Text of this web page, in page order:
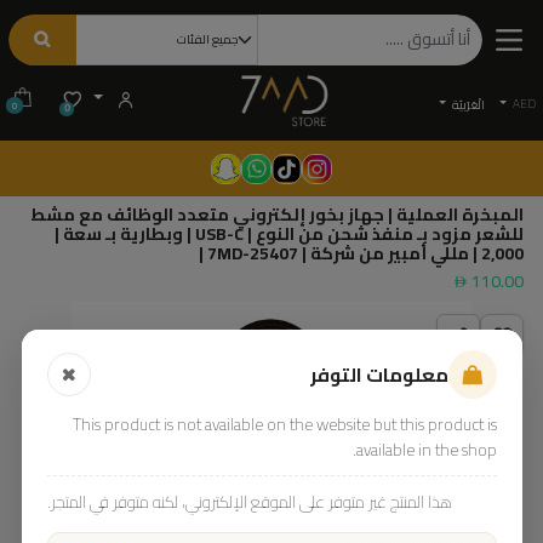
AED الْعَرَبيّة 0
0
المبخرة العملية | جهاز بخور إلكتروني متعدد الوظائف مع مشط
للشعر مزود بـ منفذ شحن من النوع | USB-C | وبطارية بـ سعة |
2,000 | مللي أمبير من شركة | 7MD-25407 |
110.00
معلومات التوفر
This product is not available on the website but this product is
available in the shop.
هذا المنتج غير متوفر على الموقع الإلكتروني، لكنه متوفر في المتجر.